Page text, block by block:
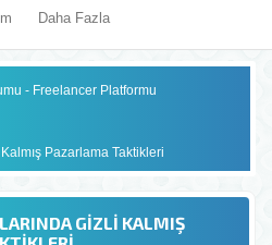
Daha Fazla
- Freelancer Platformu
Pazarlama Taktikleri
GIZLI KALMIŞ